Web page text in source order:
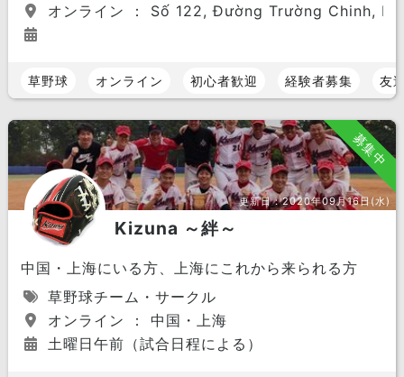
オンライン ： Số 122, Đường Trường Chinh,
草野球 オンライン 初心者歓迎 経験者募集 友
募集中
更新日：2020年09月16日(水)
Kizuna ～絆～
中国・上海にいる方、上海にこれから来られる方
草野球チーム・サークル
オンライン ： 中国・上海
土曜日午前（試合日程による）